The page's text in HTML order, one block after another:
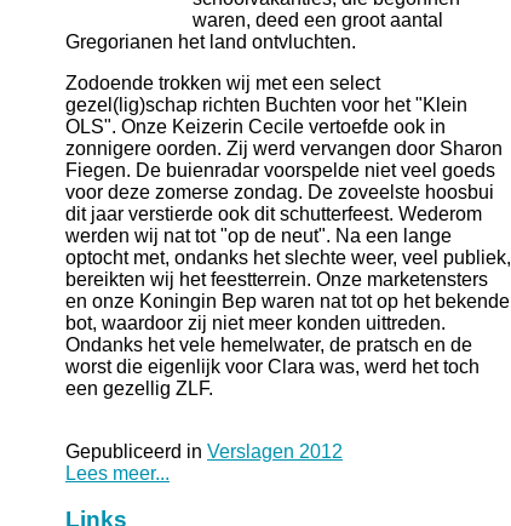
waren, deed een groot aantal
Gregorianen het land ontvluchten.
Zodoende trokken wij met een select
gezel(lig)schap richten Buchten voor het "Klein
OLS". Onze Keizerin Cecile vertoefde ook in
zonnigere oorden. Zij werd vervangen door Sharon
Fiegen. De buienradar voorspelde niet veel goeds
voor deze zomerse zondag. De zoveelste hoosbui
dit jaar verstierde ook dit schutterfeest. Wederom
werden wij nat tot "op de neut". Na een lange
optocht met, ondanks het slechte weer, veel publiek,
bereikten wij het feestterrein. Onze marketensters
en onze Koningin Bep waren nat tot op het bekende
bot, waardoor zij niet meer konden uittreden.
Ondanks het vele hemelwater, de pratsch en de
worst die eigenlijk voor Clara was, werd het toch
een gezellig ZLF.
Gepubliceerd in Verslagen 2012
Lees meer...
Links